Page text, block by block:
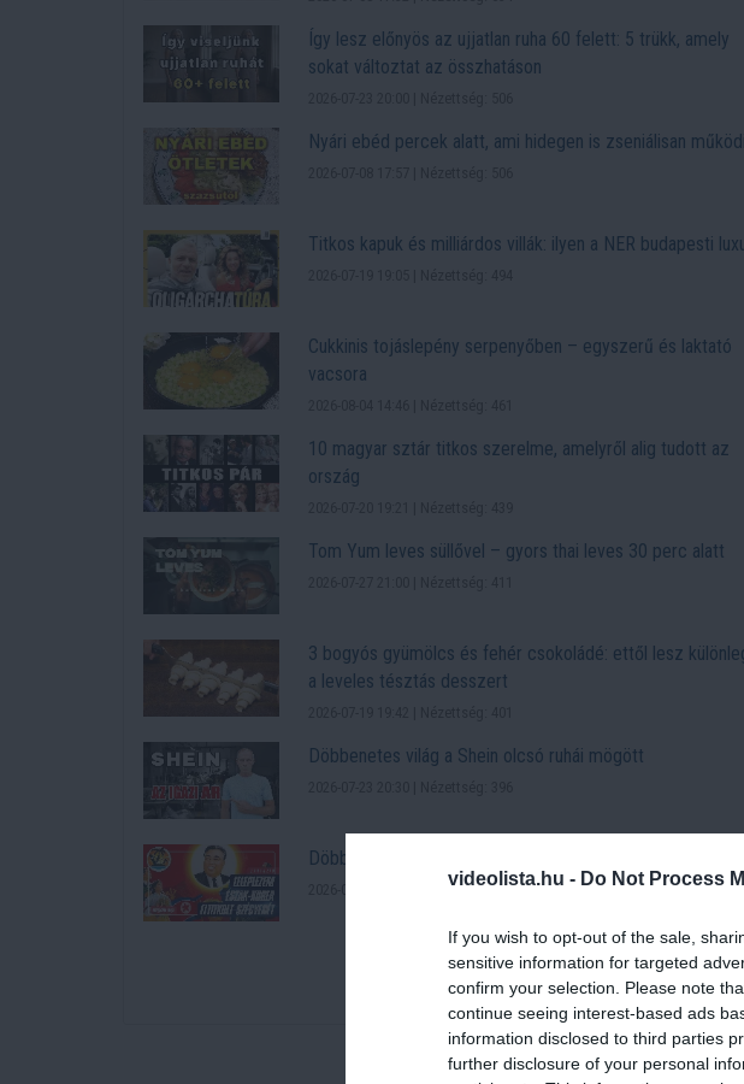
videolista.hu - Do Not Process
If you wish to opt-out of the sale,
sensitive information for targeted
confirm your selection. Please note
continue seeing interest-based ads
information disclosed to third parties
further disclosure of your personal
Így lesz előnyös az ujjatlan ruha 60 felett: 5 trükk, amely
sokat változtat az összhatáson
Nyári ebéd percek alatt, ami hidegen is zseniálisan
Titkos kapuk és milliárdos villák: ilyen a NER budapesti
Cukkinis tojáslepény serpenyőben – egyszerű és laktató
vacsora
10 magyar sztár titkos szerelme, amelyről alig tudott az
ország
Tom Yum leves süllővel – gyors thai leves 30 perc alatt
3 bogyós gyümölcs és fehér csokoládé: ettől lesz
a leveles tésztás desszert
Döbbenetes világ a Shein olcsó ruhái mögött
Döbbenetes felvételek kerültek elő Észak-Koreából
2026-07-21 19:35 | Nézettség: 395
További népszerű videók